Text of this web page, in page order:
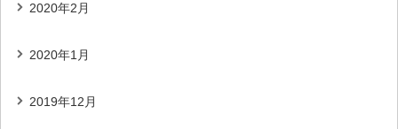
2020年2月
2020年1月
2019年12月